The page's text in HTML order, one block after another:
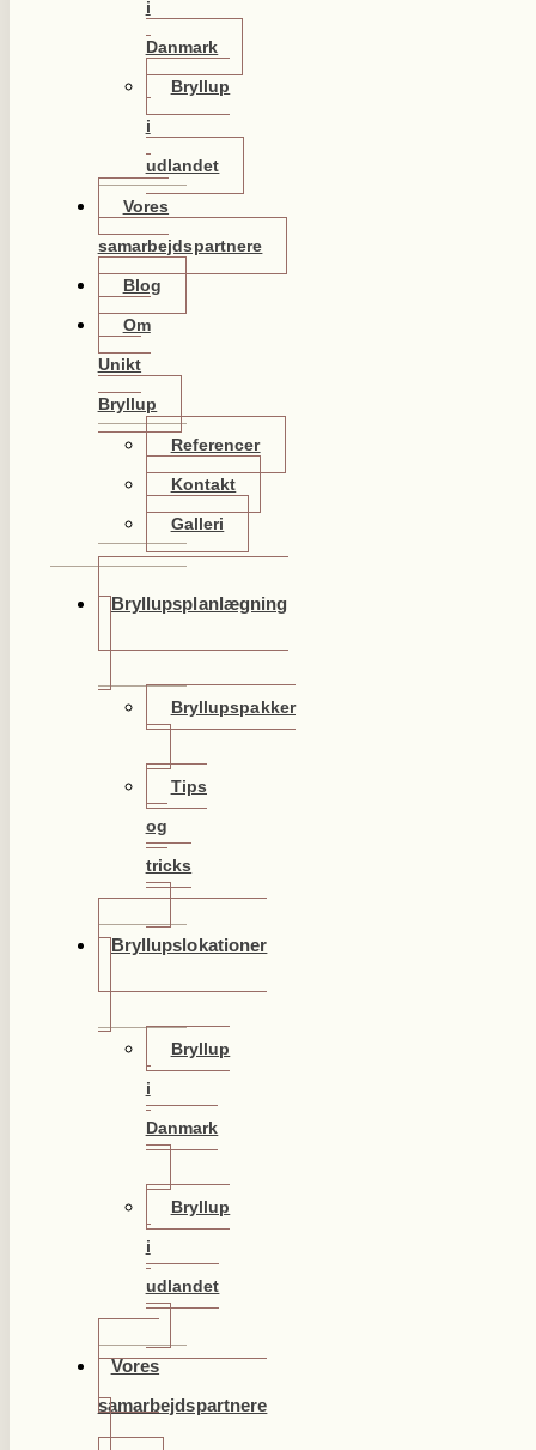
i
Danmark
Bryllup
i
udlandet
Vores
samarbejdspartnere
Blog
Om
Unikt
Bryllup
Referencer
Kontakt
Galleri
Bryllupsplanlægning
Bryllupspakker
Tips
og
tricks
Bryllupslokationer
Bryllup
i
Danmark
Bryllup
i
udlandet
Vores
samarbejdspartnere